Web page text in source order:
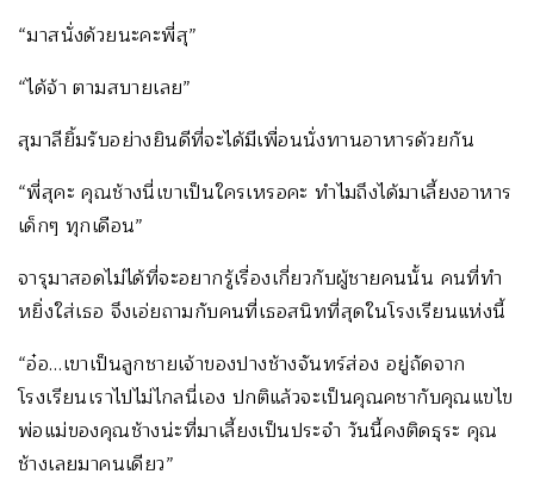
“มาสนั่งด้วยนะคะพี่สุ”
“ได้จ้า ตามสบายเลย”
สุมาลียิ้มรับอย่างยินดีที่จะได้มีเพื่อนนั่งทานอาหารด้วยกัน
“พี่สุคะ คุณช้างนี่เขาเป็นใครเหรอคะ ทำไมถึงได้มาเลี้ยงอาหาร
เด็กๆ ทุกเดือน”
จารุมาสอดไม่ได้ที่จะอยากรู้เรื่องเกี่ยวกับผู้ชายคนนั้น คนที่ทำ
หยิ่งใส่เธอ จึงเอ่ยถามกับคนที่เธอสนิทที่สุดในโรงเรียนแห่งนี้
“อ๋อ…เขาเป็นลูกชายเจ้าของปางช้างจันทร์ส่อง อยู่ถัดจาก
โรงเรียนเราไปไม่ไกลนี่เอง ปกติแล้วจะเป็นคุณคชากับคุณแขไข
พ่อแม่ของคุณช้างน่ะที่มาเลี้ยงเป็นประจำ วันนี้คงติดธุระ คุณ
ช้างเลยมาคนเดียว”